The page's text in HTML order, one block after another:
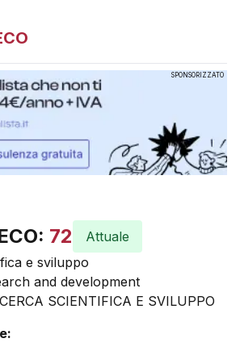
SPONSORIZZATO
72 Attuale
e sviluppo
and development
SCIENTIFICA E SVILUPPO